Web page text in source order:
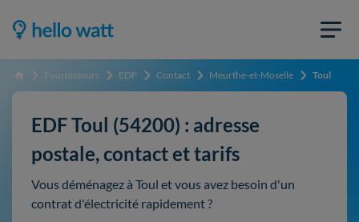
Accueil Fournisseurs EDF Contact Meurthe-et-Moselle Toul
EDF Toul (54200) : adresse
postale, contact et tarifs
Vous déménagez à Toul et vous avez besoin d'un
contrat d'électricité rapidement ?